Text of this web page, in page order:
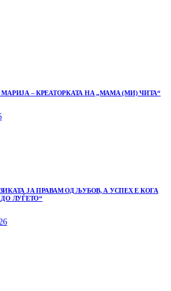
– КРЕАТОРКАТА НА „МАМА (МИ) ЧИТА“
ЈА ПРАВАМ ОД ЉУБОВ, А УСПЕХ Е КОГА
ЛУЃЕТО“